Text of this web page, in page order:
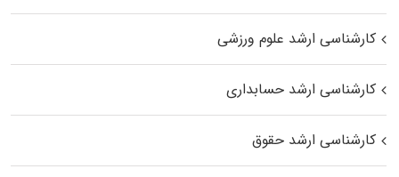
کارشناسی ارشد علوم ورزشی
کارشناسی ارشد حسابداری
کارشناسی ارشد حقوق